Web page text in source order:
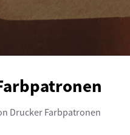
Drucker Farbpatronen